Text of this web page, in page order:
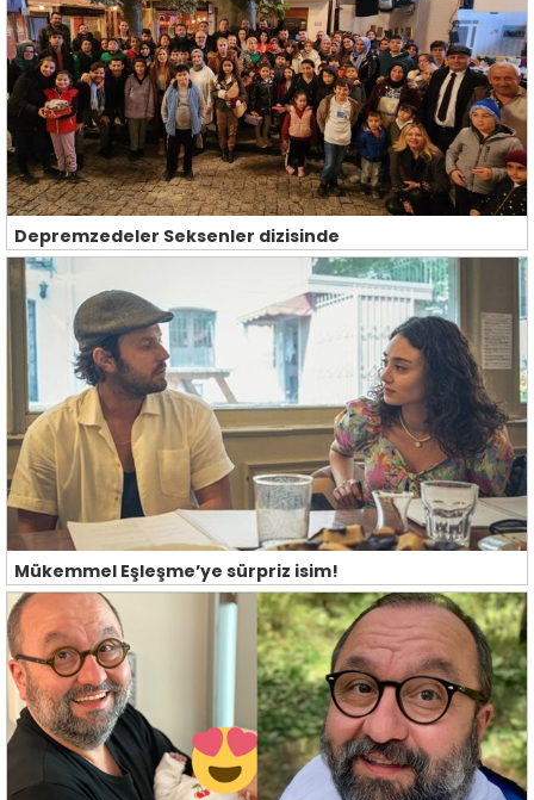
Depremzedeler Seksenler dizisinde
Mükemmel Eşleşme’ye sürpriz isim!